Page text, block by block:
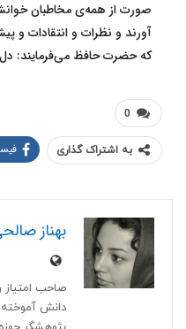
صورت از همه‌ی مخاطبان
آورند و نظرات و انتقادات و
که حضرت حافظ می‌‌فرمایند:
0
به اشتراک گذاری
بهناز
صاحب
دانش آموخته